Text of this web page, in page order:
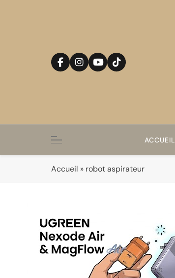
ACCUEIL
Accueil » robot aspirateur